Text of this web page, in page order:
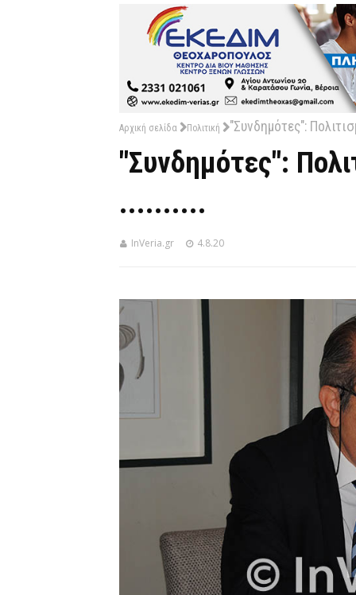
Αρχική σελίδα Πολιτική "Συνδημότες":
"Συνδημότες":
..........
InVeria.gr 4.8.20